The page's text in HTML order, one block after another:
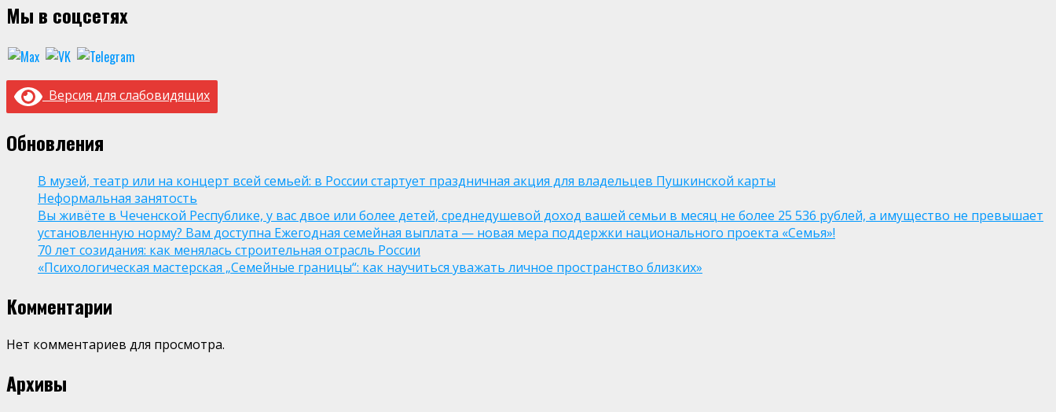
Мы в соцсетях
Версия для слабовидящих
Обновления
В музей, театр или на концерт всей семьей: в России стартует праздничная акция для владельцев Пушкинской карты
Неформальная занятость
Вы живёте в Чеченской Республике, у вас двое или более детей, среднедушевой доход вашей семьи в месяц не более 25 536 рублей, а имущество не превышает
установленную норму? Вам доступна Ежегодная семейная выплата — новая мера поддержки национального проекта «Семья»!
70 лет созидания: как менялась строительная отрасль России
«Психологическая мастерская „Семейные границы“: как научиться уважать личное пространство близких»
Комментарии
Нет комментариев для просмотра.
Архивы